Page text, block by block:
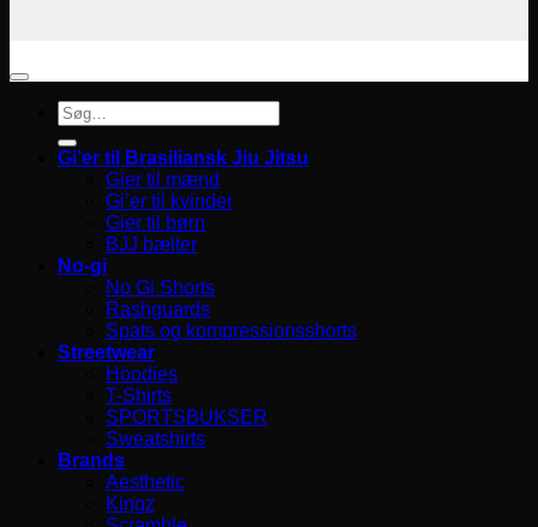
Søg
efter:
Gi’er til Brasiliansk Jiu Jitsu
Gier til mænd
Gi’er til kvinder
Gier til børn
BJJ bælter
No-gi
No Gi Shorts
Rashguards
Spats og kompressionsshorts
Streetwear
Hoodies
T-Shirts
SPORTSBUKSER
Sweatshirts
Brands
Aesthetic
Kingz